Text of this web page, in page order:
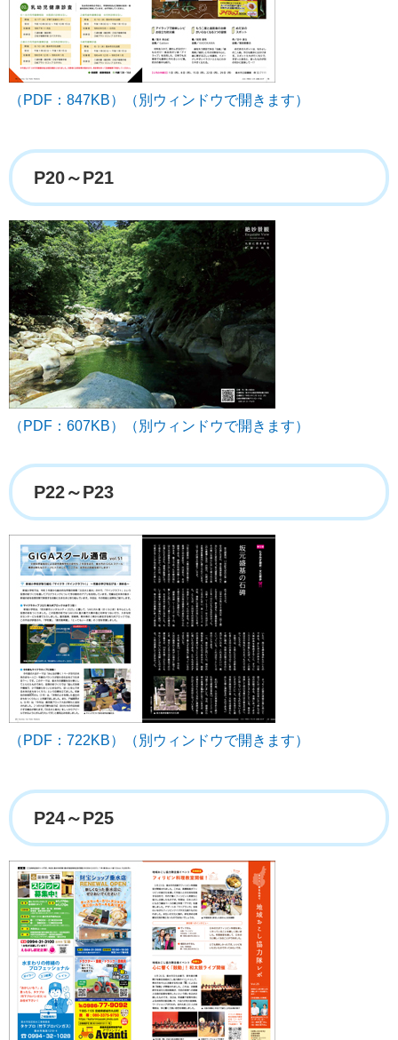
（PDF：847KB）（別ウィンドウで開きます）
P20～P21
（PDF：607KB）（別ウィンドウで開きます）
P22～P23
（PDF：722KB）（別ウィンドウで開きます）
P24～P25